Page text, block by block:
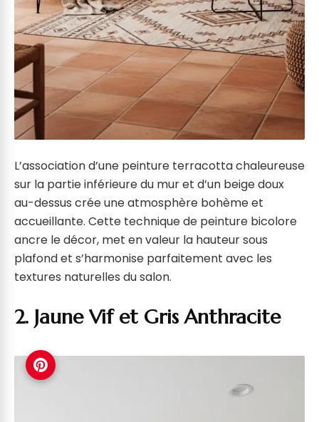
L’association d’une peinture terracotta chaleureuse
sur la partie inférieure du mur et d’un beige doux
au-dessus crée une atmosphère bohème et
accueillante. Cette technique de peinture bicolore
ancre le décor, met en valeur la hauteur sous
plafond et s’harmonise parfaitement avec les
textures naturelles du salon.
2. Jaune Vif et Gris Anthracite